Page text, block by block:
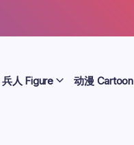
兵人 Figure 动漫 Cartoon